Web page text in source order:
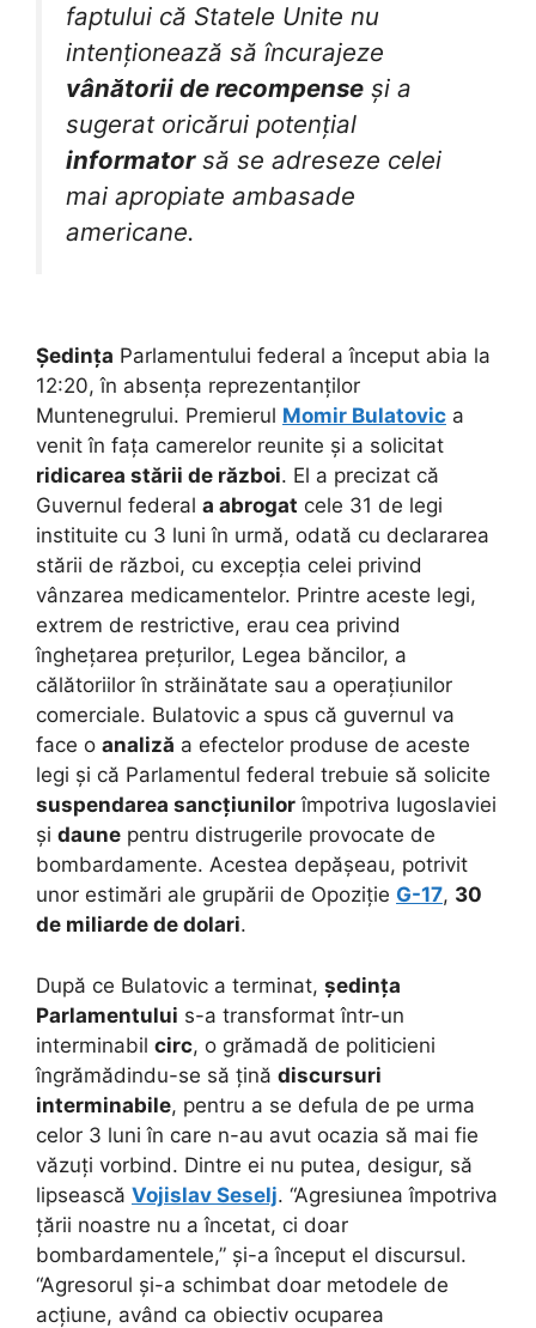
faptului că Statele Unite nu
intenționează să încurajeze
vânătorii de recompense și a
sugerat oricărui potențial
informatorsă se adreseze celei
mai apropiate ambasade
americane.
Ședința Parlamentului federal a început abia la
12:20, în absența reprezentanților
Muntenegrului. Premierul Momir Bulatovic a
venit în fața camerelor reunite și a solicitat
ridicarea stării de război. El a precizat că
Guvernul federal a abrogat cele 31 de legi
instituite cu 3 luni în urmă, odată cu declararea
stării de război, cu excepția celei privind
vânzarea medicamentelor. Printre aceste legi,
extrem de restrictive, erau cea privind
înghețarea prețurilor, Legea băncilor, a
călătoriilor în străinătate sau a operațiunilor
comerciale. Bulatovic a spus că guvernul va
face o analiză a efectelor produse de aceste
legi și că Parlamentul federal trebuie să solicite
suspendarea sancțiunilor împotriva Iugoslaviei
și daune pentru distrugerile provocate de
bombardamente. Acestea depășeau, potrivit
unor estimări ale grupării de Opoziție G-17, 30
de miliarde de dolari.
După ce Bulatovic a terminat, ședința
Parlamentului s-a transformat într-un
interminabil circ, o grămadă de politicieni
îngrămădindu-se să țină discursuri
interminabile, pentru a se defula de pe urma
celor 3 luni în care n-au avut ocazia să mai fie
văzuți vorbind. Dintre ei nu putea, desigur, să
lipsească Vojislav Seselj. “Agresiunea împotriva
țării noastre nu a încetat, ci doar
bombardamentele,” și-a început el discursul.
“Agresorul și-a schimbat doar metodele de
acțiune, având ca obiectiv ocuparea